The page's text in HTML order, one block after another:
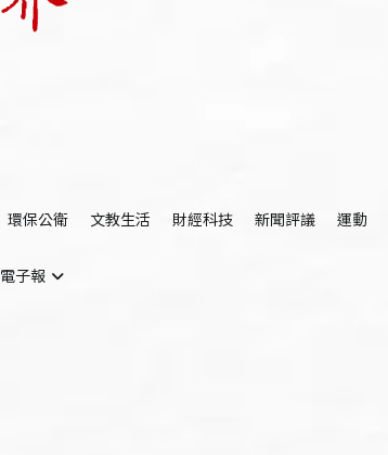
環保公衛 文教生活 財經科技 新聞評議 運動
電子報